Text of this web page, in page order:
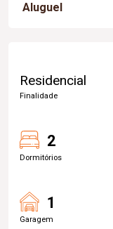
Aluguel
Residencial
Finalidade
2
Dormitórios
1
Garagem